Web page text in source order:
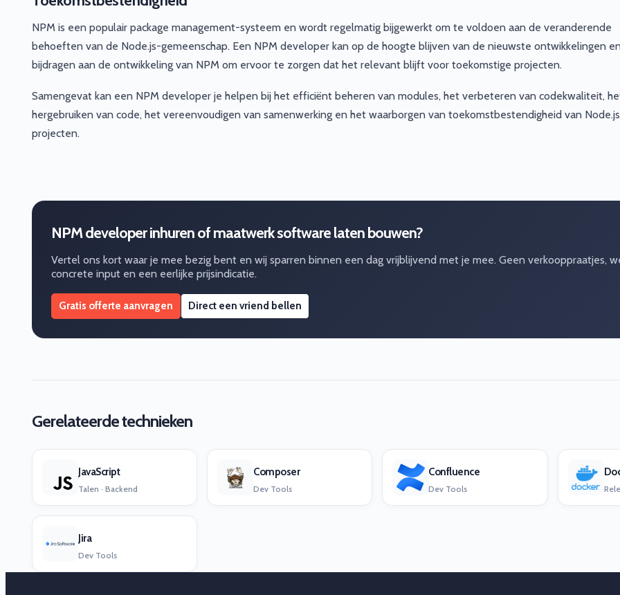
NPM is een populair package management-systeem en wordt regelmatig bijgewerkt om te voldoen aan de veranderende
behoeften van de Node.js-gemeenschap. Een NPM developer kan op de hoogte blijven van de nieuwste ontwikkelingen
bijdragen aan de ontwikkeling van NPM om ervoor te zorgen dat het relevant blijft voor toekomstige projecten.
Samengevat kan een NPM developer je helpen bij het efficiënt beheren van modules, het verbeteren van codekwaliteit,
hergebruiken van code, het vereenvoudigen van samenwerking en het waarborgen van toekomstbestendigheid van
projecten.
NPM developer inhuren of maatwerk software laten bouwen?
Vertel ons kort waar je mee bezig bent en wij sparren binnen een dag vrijblijvend met je mee. Geen verkooppraatjes,
concrete input en een eerlijke prijsindicatie.
Gratis offerte aanvragen Direct een vriend bellen
Gerelateerde technieken
JavaScript
Talen · Backend
Composer
Dev Tools
Confluence
Dev Tools
Jira
Dev Tools